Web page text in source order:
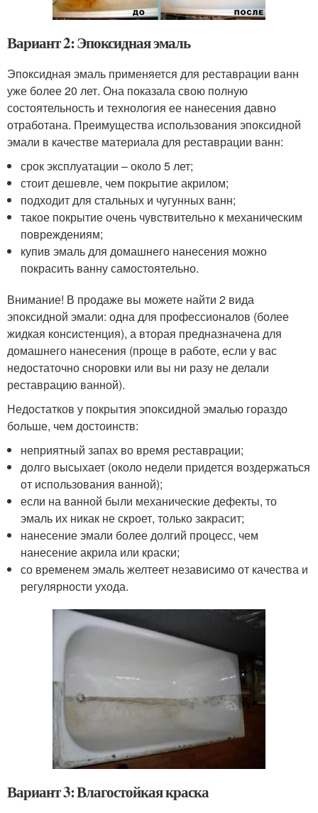
Вариант 2: Эпоксидная эмаль
Эпоксидная эмаль применяется для реставрации ванн
уже более 20 лет. Она показала свою полную
состоятельность и технология ее нанесения давно
отработана. Преимущества использования эпоксидной
эмали в качестве материала для реставрации ванн:
срок эксплуатации – около 5 лет;
стоит дешевле, чем покрытие акрилом;
подходит для стальных и чугунных ванн;
такое покрытие очень чувствительно к механическим
повреждениям;
купив эмаль для домашнего нанесения можно
покрасить ванну самостоятельно.
Внимание! В продаже вы можете найти 2 вида
эпоксидной эмали: одна для профессионалов (более
жидкая консистенция), а вторая предназначена для
домашнего нанесения (проще в работе, если у вас
недостаточно сноровки или вы ни разу не делали
реставрацию ванной).
Недостатков у покрытия эпоксидной эмалью гораздо
больше, чем достоинств:
неприятный запах во время реставрации;
долго высыхает (около недели придется воздержаться
от использования ванной);
если на ванной были механические дефекты, то
эмаль их никак не скроет, только закрасит;
нанесение эмали более долгий процесс, чем
нанесение акрила или краски;
со временем эмаль желтеет независимо от качества и
регулярности ухода.
Вариант 3: Влагостойкая краска